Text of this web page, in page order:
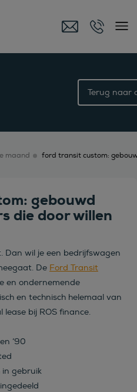
Terug naar
maand
gebouwd
die door willen
wil je een bedrijfswagen
De Ford Transit
en ondernemende
en technisch helemaal van
lease bij ROS finance.
‘90
in gebruik